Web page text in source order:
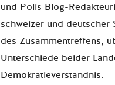
und Polis Blog-
schweizer und deutscher
des Zusammentreffens,
Unterschiede beider
Demokratieverständnis.